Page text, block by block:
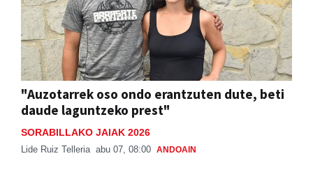
"Auzotarrek oso ondo erantzuten dute, beti
daude laguntzeko prest"
SORABILLAKO JAIAK 2026
Lide Ruiz Telleria abu 07, 08:00 ANDOAIN